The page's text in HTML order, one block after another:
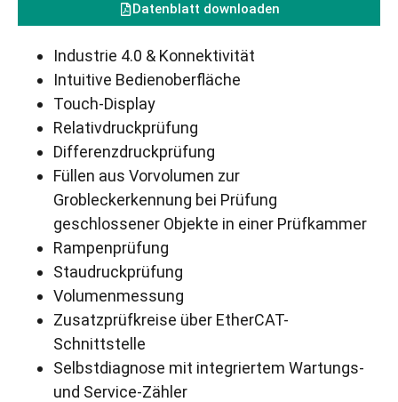
Datenblatt downloaden
Industrie 4.0 & Konnektivität
Intuitive Bedienoberfläche
Touch-Display
Relativdruckprüfung
Differenzdruckprüfung
Füllen aus Vorvolumen zur
Grobleckerkennung bei Prüfung
geschlossener Objekte in einer Prüfkammer
Rampenprüfung
Staudruckprüfung
Volumenmessung
Zusatzprüfkreise über EtherCAT-
Schnittstelle
Selbstdiagnose mit integriertem Wartungs-
und Service-Zähler